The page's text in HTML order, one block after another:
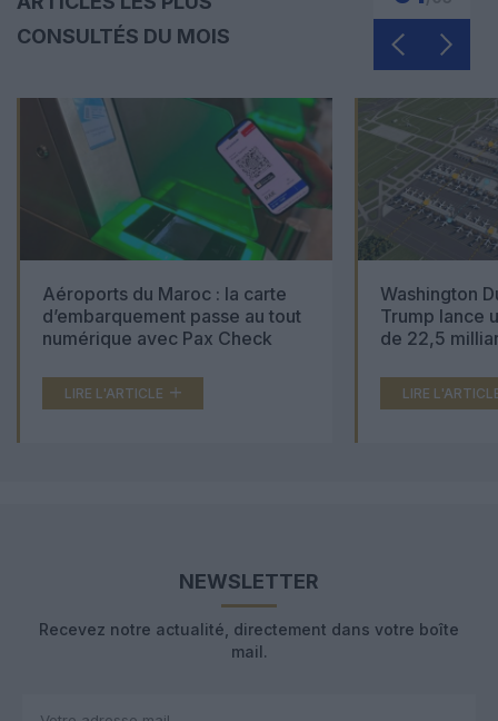
CONSULTÉS DU MOIS
Aéroports du Maroc : la carte
d’embarquement passe au tout
numérique avec Pax Check
LIRE L'ARTICLE
Washington
Trump lance
de 22,5
LIRE
NEWSLETTER
Recevez notre actualité, directement dans votre boîte
mail.